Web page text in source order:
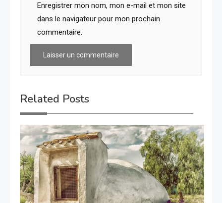
Enregistrer mon nom, mon e-mail et mon site
dans le navigateur pour mon prochain
commentaire.
Related Posts